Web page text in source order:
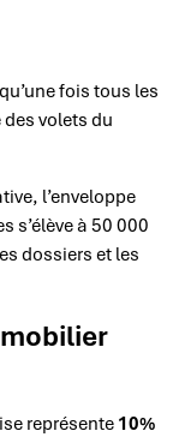
fois tous les
des volets du
l’enveloppe
s’élève à 50 000
dossiers et les
représente 10%